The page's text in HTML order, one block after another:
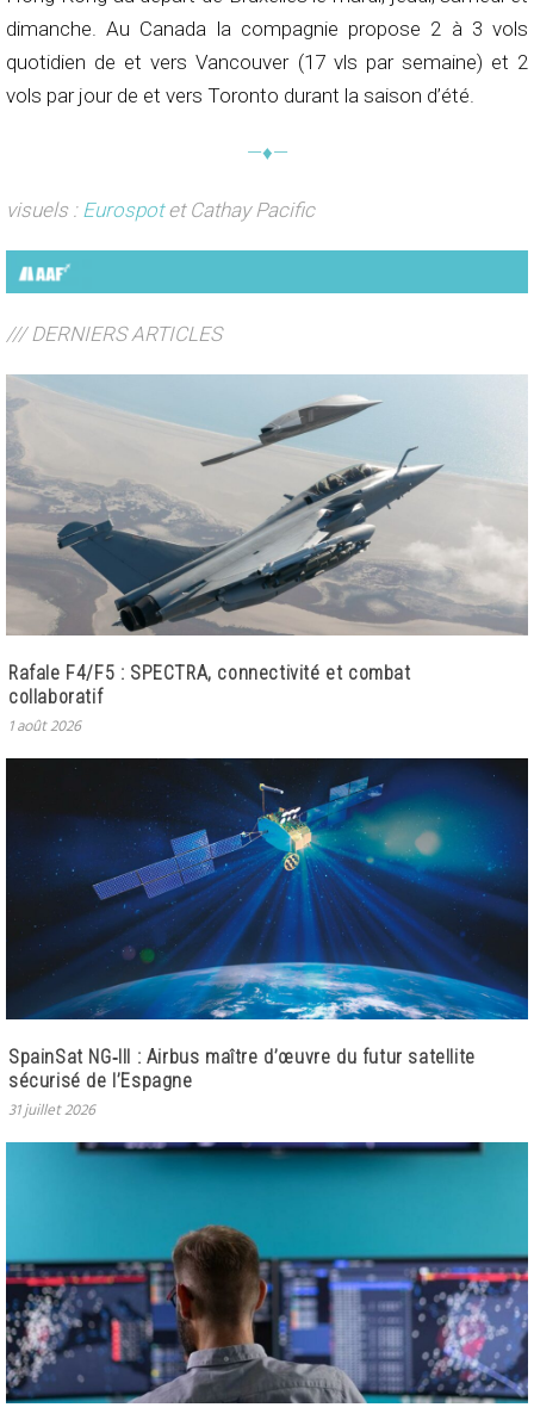
dimanche. Au Canada la compagnie propose 2 à 3 vols
quotidien de et vers Vancouver (17 vls par semaine) et 2
vols par jour de et vers Toronto durant la saison d’été.
—♦—
visuels : Eurospotet Cathay Pacific
/// DERNIERS ARTICLES
Rafale F4/F5 : SPECTRA, connectivité et combat
collaboratif
1 août 2026
SpainSat NG‑III : Airbus maître d’œuvre du futur satellite
sécurisé de l’Espagne
31 juillet 2026